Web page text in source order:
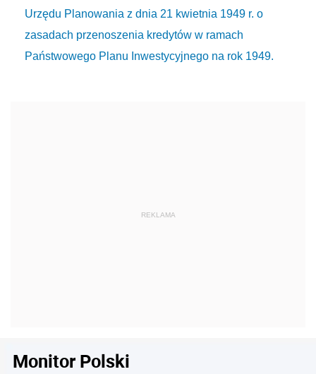
Urzędu Planowania z dnia 21 kwietnia 1949 r. o
zasadach przenoszenia kredytów w ramach
Państwowego Planu Inwestycyjnego na rok 1949.
Monitor Polski